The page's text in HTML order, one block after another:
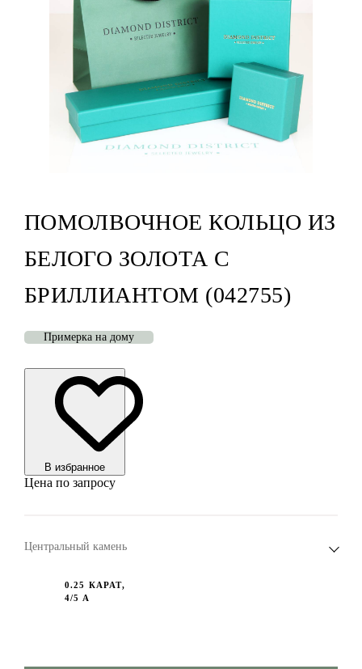
ПОМОЛВОЧНОЕ КОЛЬЦО ИЗ
БЕЛОГО ЗОЛОТА С
БРИЛЛИАНТОМ (042755)
Примерка на дому
В избранноe
Цена по запросу
Центральный камень
0.25 КАРАТ,
4/5 А